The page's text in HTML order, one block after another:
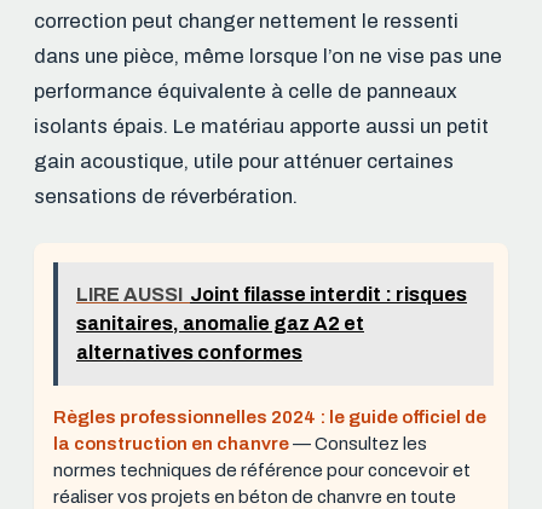
correction peut changer nettement le ressenti
dans une pièce, même lorsque l’on ne vise pas une
performance équivalente à celle de panneaux
isolants épais. Le matériau apporte aussi un petit
gain acoustique, utile pour atténuer certaines
sensations de réverbération.
LIRE AUSSI
Joint filasse interdit : risques
sanitaires, anomalie gaz A2 et
alternatives conformes
Règles professionnelles 2024 : le guide officiel de
la construction en chanvre— Consultez les
normes techniques de référence pour concevoir et
réaliser vos projets en béton de chanvre en toute